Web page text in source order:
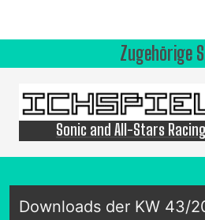
Zugehörige
Sonic and All-Stars
Downloads der KW 43/